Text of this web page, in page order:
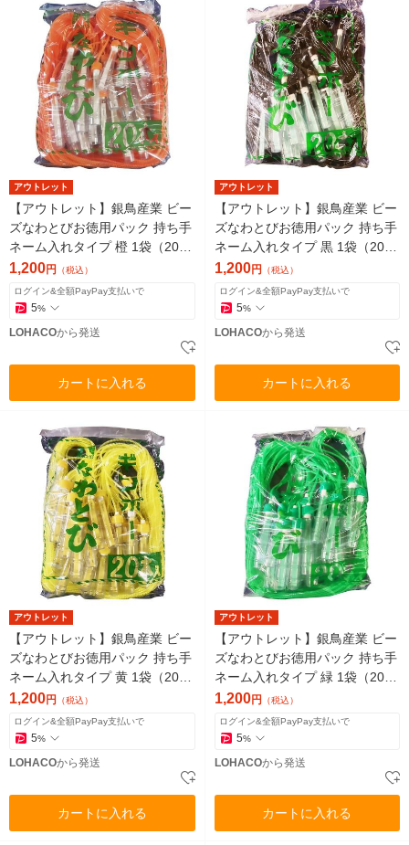
アウトレット
【アウトレット】銀鳥産業 ビー
ズなわとびお徳用パック 持ち手
ネーム入れタイプ 橙 1袋（20本
入）
1,200円 （税込）
ログイン&全額PayPay支払いで
5%
LOHACOから発送
カートに入れる
アウトレット
【アウトレット】銀鳥産業 ビー
ズなわとびお徳用パック 持ち手
ネーム入れタイプ 黒 1袋（20本
入）
1,200円 （税込）
ログイン&全額PayPay支払いで
5%
LOHACOから発送
カートに入れる
アウトレット
【アウトレット】銀鳥産業 ビー
ズなわとびお徳用パック 持ち手
ネーム入れタイプ 黄 1袋（20本
入）
1,200円 （税込）
ログイン&全額PayPay支払いで
5%
LOHACOから発送
カートに入れる
アウトレット
【アウトレット】銀鳥産業 ビー
ズなわとびお徳用パック 持ち手
ネーム入れタイプ 緑 1袋（20本
入）
1,200円 （税込）
ログイン&全額PayPay支払いで
5%
LOHACOから発送
カートに入れる